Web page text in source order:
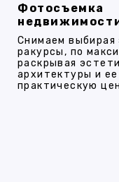
Фотосъемка
Снимаем
ракурсы, по
раскрывая
архитектуры и ее
практическую